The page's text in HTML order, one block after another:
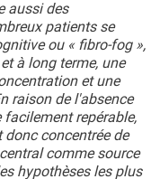
aussi des
patients se
ou « fibro-fog »,
à long terme, une
et une
raison de l'absence
repérable,
concentrée de
comme source
hypothèses les plus